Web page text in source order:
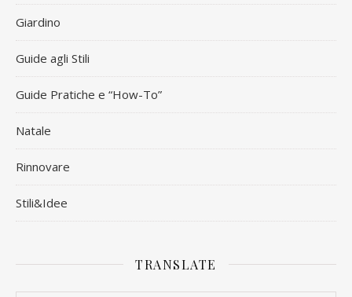
Giardino
Guide agli Stili
Guide Pratiche e “How-To”
Natale
Rinnovare
Stili&Idee
TRANSLATE